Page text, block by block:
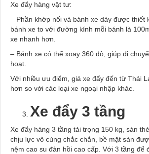
Xe đẩy hàng vật tư:
– Phần khớp nối và bánh xe dày được thiết
bánh xe to với đường kính mỗi bánh là
xe nhanh hơn.
– Bánh xe có thể xoay 360 độ, giúp di
hoạt.
Với nhiều ưu điểm, giá xe đẩy đến từ Thái
hơn so với các loại xe ngoại nhập khác.
Xe đẩy 3 tầng
Xe đẩy hàng 3 tầng tải trọng 150 kg, sàn
chịu lực vô cùng chắc chắn, bề mặt sàn
nệm cao su đàn hồi cao cấp. Với 3 tầng để